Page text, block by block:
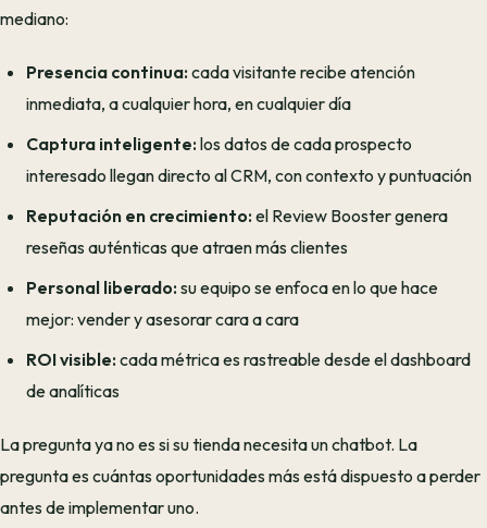
mediano:
Presencia continua:cada visitante recibe atención
inmediata, a cualquier hora, en cualquier día
Captura inteligente:los datos de cada prospecto
interesado llegan directo al CRM, con contexto y puntuación
Reputación en crecimiento:el Review Booster genera
reseñas auténticas que atraen más clientes
Personal liberado:su equipo se enfoca en lo que hace
mejor: vender y asesorar cara a cara
ROI visible:cada métrica es rastreable desde el dashboard
de analíticas
La pregunta ya no es si su tienda necesita un chatbot. La
pregunta es cuántas oportunidades más está dispuesto a perder
antes de implementar uno.